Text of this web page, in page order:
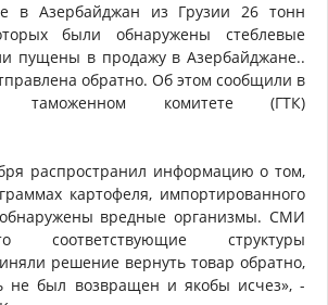
в Азербайджан из Грузии 26 тонн
были обнаружены стеблевые
пущены в продажу в Азербайджане..
обратно. Об этом сообщили в
таможенном комитете (ГТК)
распространил информацию о том,
картофеля, импортированного
вредные организмы. СМИ
соответствующие структуры
решение вернуть товар обратно,
не был возвращен и якобы исчез», -